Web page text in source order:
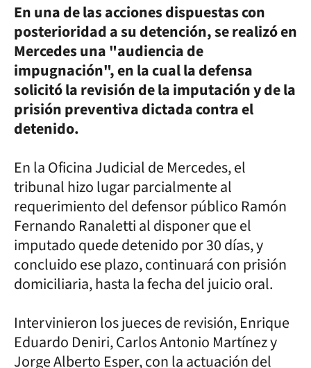
En una de las acciones dispuestas con
posterioridad a su detención, se realizó en
Mercedes una "audiencia de
impugnación", en la cual la defensa
solicitó la revisión de la imputación y de la
prisión preventiva dictada contra el
detenido.
En la Oficina Judicial de Mercedes, el
tribunal hizo lugar parcialmente al
requerimiento del defensor público Ramón
Fernando Ranaletti al disponer que el
imputado quede detenido por 30 días, y
concluido ese plazo, continuará con prisión
domiciliaria, hasta la fecha del juicio oral.
Intervinieron los jueces de revisión, Enrique
Eduardo Deniri, Carlos Antonio Martínez y
Jorge Alberto Esper, con la actuación del